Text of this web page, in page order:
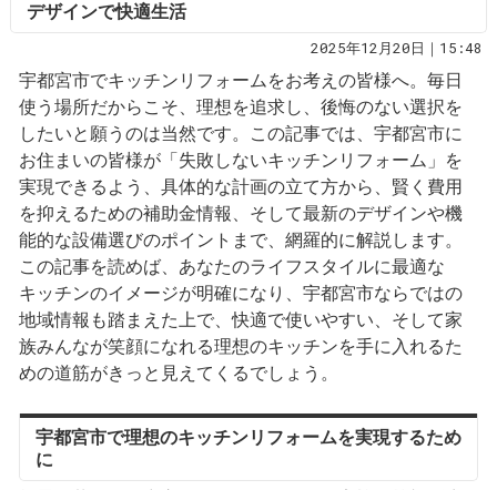
デザインで快適生活
2025年12月20日｜15:48
宇都宮市でキッチンリフォームをお考えの皆様へ。毎日
使う場所だからこそ、理想を追求し、後悔のない選択を
したいと願うのは当然です。この記事では、宇都宮市に
お住まいの皆様が「失敗しないキッチンリフォーム」を
実現できるよう、具体的な計画の立て方から、賢く費用
を抑えるための補助金情報、そして最新のデザインや機
能的な設備選びのポイントまで、網羅的に解説します。
この記事を読めば、あなたのライフスタイルに最適な
キッチンのイメージが明確になり、宇都宮市ならではの
地域情報も踏まえた上で、快適で使いやすい、そして家
族みんなが笑顔になれる理想のキッチンを手に入れるた
めの道筋がきっと見えてくるでしょう。
宇都宮市で理想のキッチンリフォームを実現するため
に